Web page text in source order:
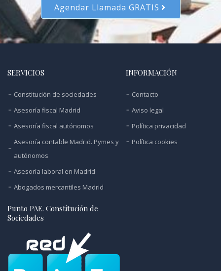
Agendar Llamada GRATIS
SERVICIOS
Constitución de sociedades
Asesoría fiscal Madrid
Asesoría fiscal autónomos
Asesoría contable Madrid. Pymes y
autónomos
Asesoría laboral en Madrid
Abogados mercantiles Madrid
Punto PAE. Constitución de
Sociedades
INFORMACIÓN
Contacto
Aviso legal
Política privacidad
Política cookies